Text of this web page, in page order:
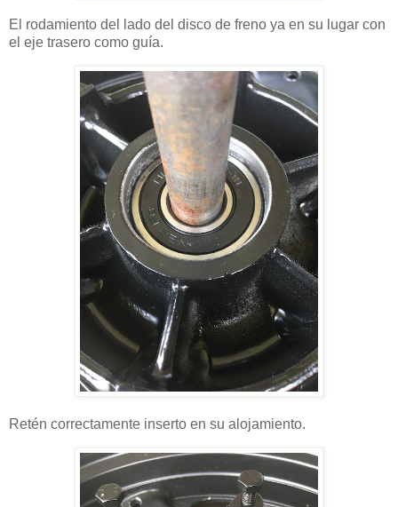
El rodamiento del lado del disco de freno ya en su lugar con
el eje trasero como guía.
Retén correctamente inserto en su alojamiento.